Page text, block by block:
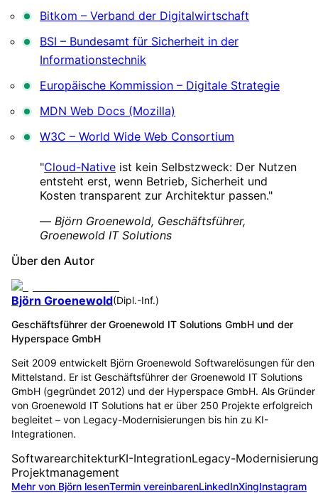
Bitkom – Verband der Digitalwirtschaft
BSI – Bundesamt für Sicherheit in der
Informationstechnik
Europäische Kommission – Digitale Strategie
MDN Web Docs (Mozilla)
W3C – World Wide Web Consortium
"Cloud-Native ist kein Selbstzweck: Der Nutzen
entsteht erst, wenn Betrieb, Sicherheit und
Kosten transparent zur Architektur passen."
— Björn Groenewold, Geschäftsführer,
Groenewold IT Solutions
Über den Autor
Björn Groenewold(Dipl.-Inf.)
Geschäftsführer der Groenewold IT Solutions GmbH und der
Hyperspace GmbH
Seit 2009 entwickelt Björn Groenewold Softwarelösungen für den
Mittelstand. Er ist Geschäftsführer der Groenewold IT Solutions
GmbH (gegründet 2012) und der Hyperspace GmbH. Als Gründer
von Groenewold IT Solutions hat er über 250 Projekte erfolgreich
begleitet – von Legacy-Modernisierungen bis hin zu KI-
Integrationen.
SoftwarearchitekturKI-IntegrationLegacy-Modernisierung
Projektmanagement
Mehr von Björn lesenTermin vereinbarenLinkedInXingInstagram